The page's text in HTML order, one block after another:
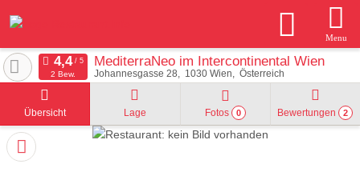
Menu
MediterraNeo im Intercontinental Wien
Johannesgasse 28 1030 Wien Österreich
2 Bew.
Übersicht Lage Fotos 0 Bewertungen 2